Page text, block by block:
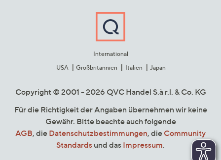
International
USA
Großbritannien Italien Japan
Copyright © 2001 - 2026 QVC Handel S.à r.l. & Co. KG
Für die Richtigkeit der Angaben übernehmen wir keine
Gewähr. Bitte beachte auch folgende
AGB, die Datenschutzbestimmungen, die Community
Standards und das Impressum.